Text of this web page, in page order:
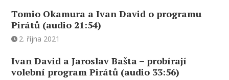
Tomio Okamura a Ivan David o programu
Pirátů (audio 21:54)
2. října 2021
Ivan David a Jaroslav Bašta – probírají
volební program Pirátů (audio 33:56)